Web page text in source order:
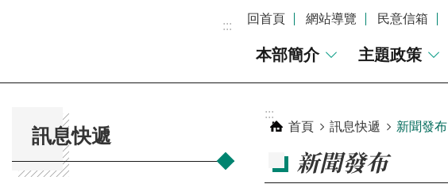
:::
回首頁 網站導覽 民意信箱
本部簡介 主題政策
訊息快遞
:::
首頁
訊息快遞 新聞發布
新聞發布